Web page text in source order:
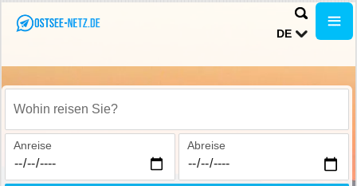
DE
Wohin reisen Sie?
Anreise Abreise